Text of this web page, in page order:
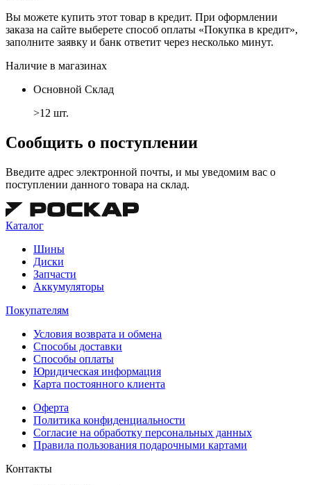
Вы можете купить этот товар в кредит. При оформлении
заказа на сайте выберете способ оплаты «Покупка в кредит»,
заполните заявку и банк ответит через несколько минут.
Наличие в магазинах
Основной Склад
>12 шт.
Сообщить о поступлении
Введите адрес электронной почты, и мы уведомим вас о
поступлении данного товара на склад.
Каталог
Шины
Диски
Запчасти
Аккумуляторы
Покупателям
Условия возврата и обмена
Способы доставки
Способы оплаты
Юридическая информация
Карта постоянного клиента
Оферта
Политика конфиденциальности
Согласие на обработку персональных данных
Правила пользования подарочными картами
Контакты